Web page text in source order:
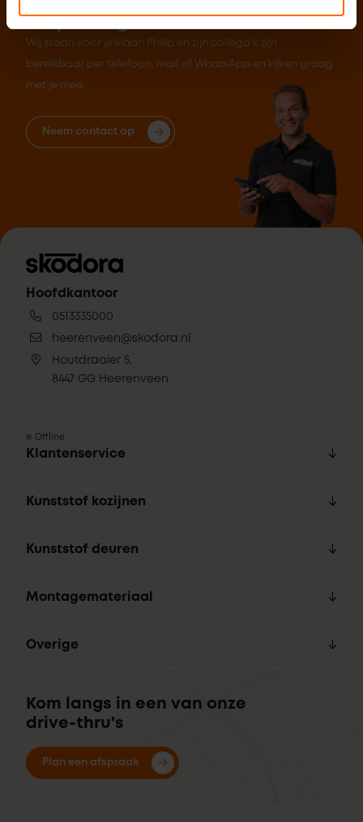
Wij staan voor je klaar! Philip en zijn collega's zijn
bereikbaar per telefoon, mail of WhatsApp en kijken graag
met je mee.
Neem contact op
Hoofdkantoor
0513335000
heerenveen@skodora.nl
Houtdraaier 5,
8447 GG Heerenveen
Offline
Klantenservice
Kunststof kozijnen
Kunststof deuren
Montagemateriaal
Overige
Kom langs in een van onze
drive-thru's
Plan een afspraak